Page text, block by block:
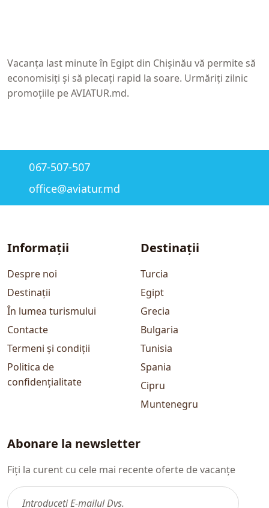
Vacanța last minute în Egipt din Chișinău vă permite să
economisiți și să plecați rapid la soare. Urmăriți zilnic
promoțiile peAVIATUR.md.
067-507-507
office@aviatur.md
Informații
Despre noi
Destinații
În lumea turismului
Contacte
Termeni și condiții
Politica de
confidențialitate
Destinații
Turcia
Egipt
Grecia
Bulgaria
Tunisia
Spania
Cipru
Muntenegru
Abonare la newsletter
Fiți la curent cu cele mai recente oferte de vacanțe